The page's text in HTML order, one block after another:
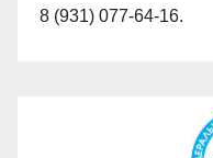
8 (931) 077-64-16.